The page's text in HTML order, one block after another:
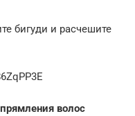
бигуди и расчешите
волос